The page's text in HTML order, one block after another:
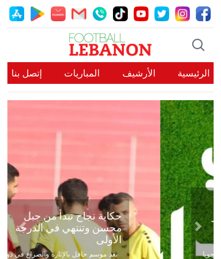
الرئيسية الأرشيف المباريات إتصل بنا
حكاية نجاح تبدأ من جبل
محسن وتنتهي في الدرجة
الأولى
بعد موسم حافل بالإثارة والصراع في دوري
Previous
Next